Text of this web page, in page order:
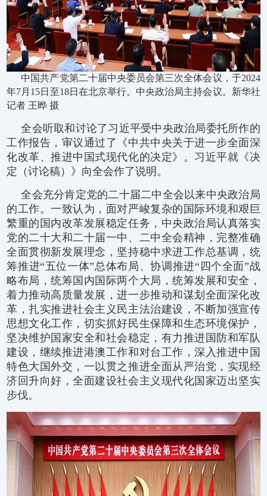
中国共产党第二十届中央委员会第三次全体会议，于2024
年7月15日至18日在北京举行。中央政治局主持会议。新华社
记者 王晔 摄
全会听取和讨论了习近平受中央政治局委托所作的
工作报告，审议通过了《中共中央关于进一步全面深
化改革、推进中国式现代化的决定》。习近平就《决
定（讨论稿）》向全会作了说明。
全会充分肯定党的二十届二中全会以来中央政治局
的工作。一致认为，面对严峻复杂的国际环境和艰巨
繁重的国内改革发展稳定任务，中央政治局认真落实
党的二十大和二十届一中、二中全会精神，完整准确
全面贯彻新发展理念，坚持稳中求进工作总基调，统
筹推进“五位一体”总体布局、协调推进“四个全面”战
略布局，统筹国内国际两个大局，统筹发展和安全，
着力推动高质量发展，进一步推动和谋划全面深化改
革，扎实推进社会主义民主法治建设，不断加强宣传
思想文化工作，切实抓好民生保障和生态环境保护，
坚决维护国家安全和社会稳定，有力推进国防和军队
建设，继续推进港澳工作和对台工作，深入推进中国
特色大国外交，一以贯之推进全面从严治党，实现经
济回升向好，全面建设社会主义现代化国家迈出坚实
步伐。